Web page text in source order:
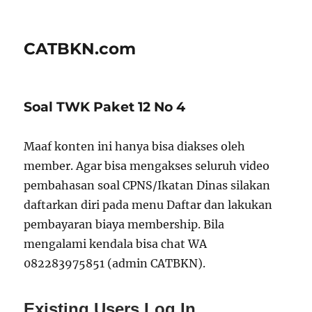
CATBKN.com
Soal TWK Paket 12 No 4
Maaf konten ini hanya bisa diakses oleh
member. Agar bisa mengakses seluruh video
pembahasan soal CPNS/Ikatan Dinas silakan
daftarkan diri pada menu Daftar dan lakukan
pembayaran biaya membership. Bila
mengalami kendala bisa chat WA
082283975851 (admin CATBKN).